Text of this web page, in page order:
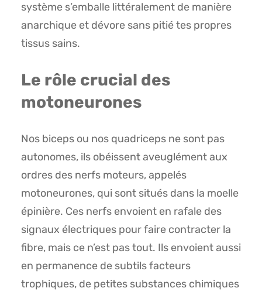
système s’emballe littéralement de manière
anarchique et dévore sans pitié tes propres
tissus sains.
Le rôle crucial des
motoneurones
Nos biceps ou nos quadriceps ne sont pas
autonomes, ils obéissent aveuglément aux
ordres des nerfs moteurs, appelés
motoneurones, qui sont situés dans la moelle
épinière. Ces nerfs envoient en rafale des
signaux électriques pour faire contracter la
fibre, mais ce n’est pas tout. Ils envoient aussi
en permanence de subtils facteurs
trophiques, de petites substances chimiques